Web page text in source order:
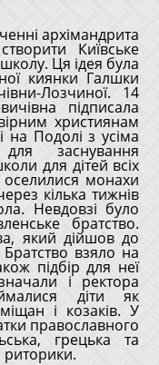
архімандрита
Київське
Ця ідея була
киянки Галшки
Лозчиної. 14
підписала
християнам
на Подолі з усіма
заснування
для дітей всіх
оселилися монахи
кілька тижнів
Невдовзі було
братство.
який дійшов до
взяло на
підбір для неї
і ректора
діти як
і козаків. У
православного
грецька та